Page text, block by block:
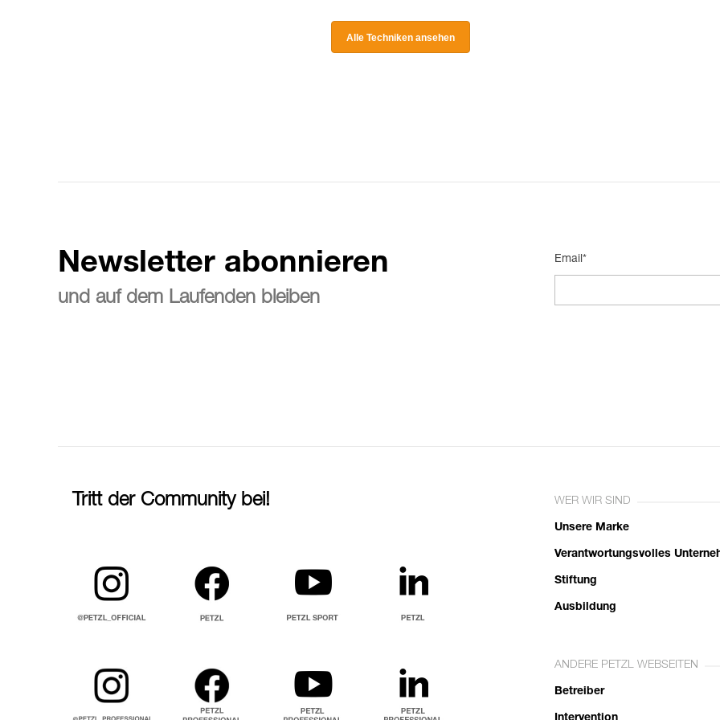
Alle Techniken ansehen
Newsletter abonnieren
und auf dem Laufenden bleiben
Email*
Tritt der Community bei! WER WIR SIND
Unsere Marke
Verantwortungsvolles
Stiftung
Ausbildung
ANDERE PETZL WEBSEITEN
Betreiber